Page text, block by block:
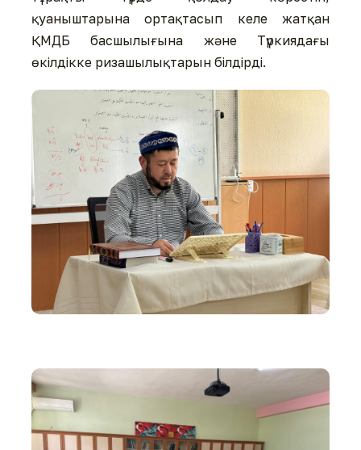
қуаныштарына ортақтасып келе жатқан
ҚМДБ басшылығына және Түркиядағы
өкілдікке ризашылықтарын білдірді.